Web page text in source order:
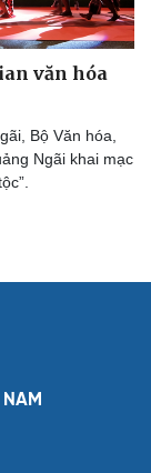
văn hóa
Bộ Văn hóa,
Ngãi khai mạc